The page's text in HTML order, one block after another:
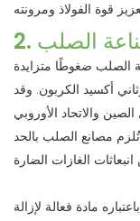
صناعة الصلب
الصلب ضغوطًا متزايدة
أكسيد الكربون. وقد
والاتحاد الأوروبي
تُلزم مصانع الصلب بالحد
مادة فعالة لإزالة